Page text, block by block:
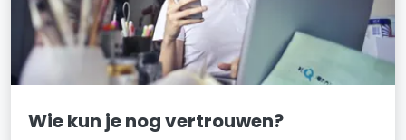
Wie kun je nog vertrouwen?